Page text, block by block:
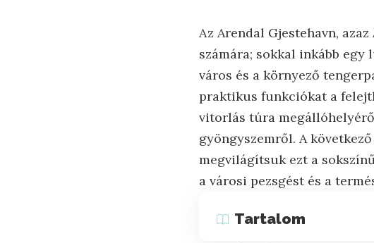
Az Arendal Gjestehavn,
számára; sokkal inkább
város és a környező
praktikus funkciókat a
vitorlás túra
gyöngyszemről. A
megvilágítsuk ezt a
a városi pezsgést és a
Tartalom